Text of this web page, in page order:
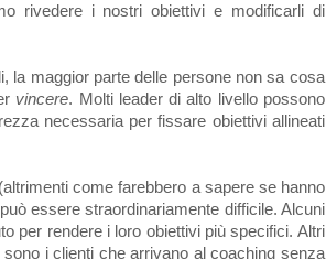
rivedere i nostri obiettivi e modificarli di
la maggior parte delle persone non sa cosa
vincere. Molti leader di alto livello possono
necessaria per fissare obiettivi allineati
come farebbero a sapere se hanno
essere straordinariamente difficile. Alcuni
per rendere i loro obiettivi più specifici. Altri
i clienti che arrivano al coaching senza